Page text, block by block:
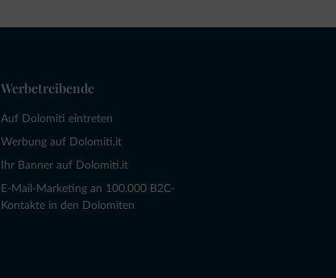
Werbetreibende
Auf Dolomiti eintreten
Werbung auf Dolomiti.it
Ihr Banner auf Dolomiti.it
E-Mail-Marketing an 100.000 B2C-
Kontakte in den Dolomiten